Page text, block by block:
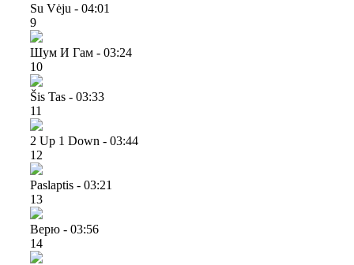
Su Vėju - 04:01
9
Шум И Гам - 03:24
10
Šis Tas - 03:33
11
2 Up 1 Down - 03:44
12
Paslaptis - 03:21
13
Верю - 03:56
14